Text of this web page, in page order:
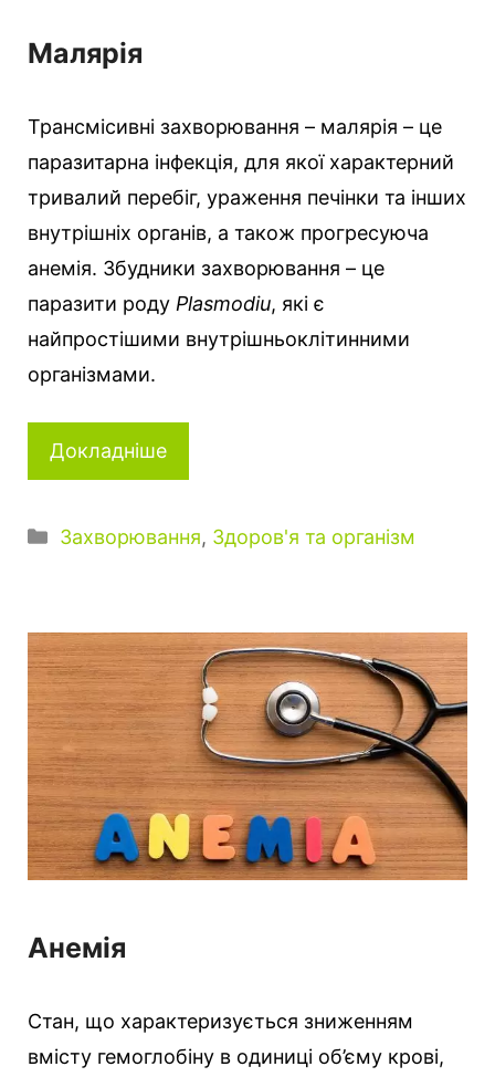
Малярія
Трансмісивні захворювання – малярія – це
паразитарна інфекція, для якої характерний
тривалий перебіг, ураження печінки та інших
внутрішніх органів, а також прогресуюча
анемія. Збудники захворювання – це
паразити роду Plasmodiu, які є
найпростішими внутрішньоклітинними
організмами.
Докладніше
К
г
о
р
ї
Захворювання, Здоров'я та організм
Анемія
Стан, що характеризується зниженням
вмісту гемоглобіну в одиниці об’єму крові,